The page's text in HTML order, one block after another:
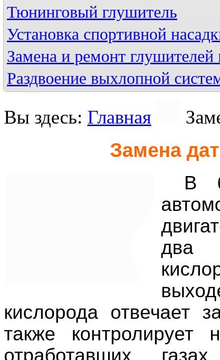
Тюнинговый глушитель
Установка спортивной
Замена и ремонт глушителей
Раздвоение выхлопной
Вы здесь: Главная
Замена
В
два
кислорода отвечает
также
отработавших